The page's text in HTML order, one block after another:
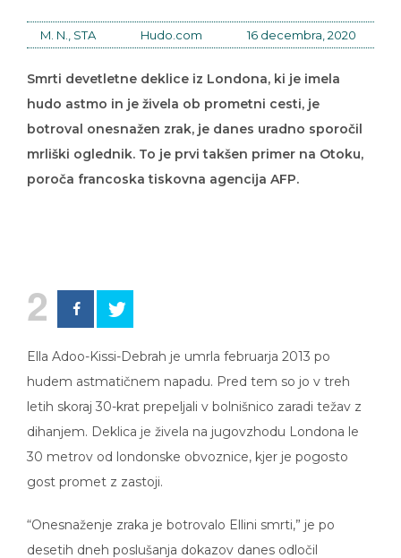
M. N., STA Hudo.com 16 decembra, 2020
Smrti devetletne deklice iz Londona, ki je imela
hudo astmo in je živela ob prometni cesti, je
botroval onesnažen zrak, je danes uradno sporočil
mrliški oglednik. To je prvi takšen primer na Otoku,
poroča francoska tiskovna agencija AFP.
2
Ella Adoo-Kissi-Debrah je umrla februarja 2013 po
hudem astmatičnem napadu. Pred tem so jo v treh
letih skoraj 30-krat prepeljali v bolnišnico zaradi težav z
dihanjem. Deklica je živela na jugovzhodu Londona le
30 metrov od londonske obvoznice, kjer je pogosto
gost promet z zastoji.
“Onesnaženje zraka je botrovalo Ellini smrti,” je po
desetih dneh poslušanja dokazov danes odločil